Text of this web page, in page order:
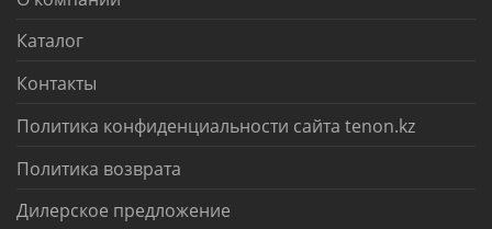
Каталог
Контакты
Политика конфиденциальности сайта tenon.kz
Политика возврата
Дилерское предложение